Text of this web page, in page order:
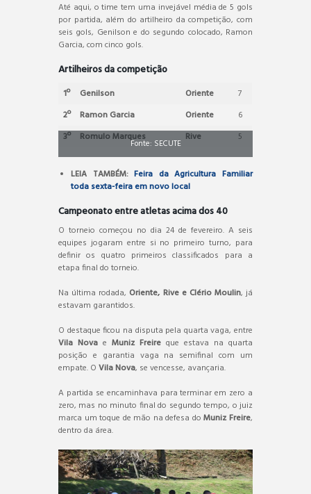
Até aqui, o time tem uma invejável média de 5 gols
por partida, além do artilheiro da competição, com
seis gols, Genilson e do segundo colocado, Ramon
Garcia, com cinco gols.
Artilheiros da competição
1º Genilson Oriente
7
2º
Ramon Garcia Oriente
6
3º
Romulo Marques Rive 5
Fonte: SECUTE
LEIA TAMBÉM:Feira da Agricultura Familiar
toda sexta-feira em novo local
Campeonato entre atletas acima dos 40
O torneio começou no dia 24 de fevereiro. A seis
equipes jogaram entre si no primeiro turno, para
definir os quatro primeiros classificados para a
etapa final do torneio.
Na última rodada,Oriente, Rive e Clério Moulin, já
estavam garantidos.
O destaque ficou na disputa pela quarta vaga, entre
Vila Nova e Muniz Freire que estava na quarta
posição e garantia vaga na semifinal com um
empate. O Vila Nova, se vencesse, avançaria.
A partida se encaminhava para terminar em zero a
zero, mas no minuto final do segundo tempo, o juiz
marca um toque de mão na defesa doMuniz Freire,
dentro da área.